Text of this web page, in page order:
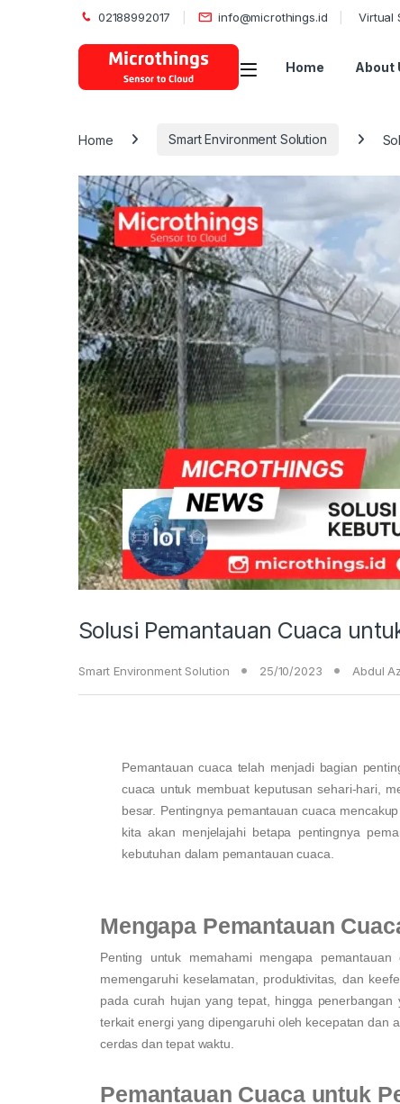
02188992017 info@microthings.id Virtual
Open Home About
Home Smart Environment Solution
Solusi Pemantauan Cuaca
Smart Environment Solution 25/10/2023 Abdul
Pemantauan cuaca telah menjadi bagian
cuaca untuk membuat keputusan sehari-hari,
besar. Pentingnya pemantauan cuaca
kita akan menjelajahi betapa pentingnya
kebutuhan dalam pemantauan cuaca.
Mengapa Pemantauan
Penting untuk memahami mengapa
memengaruhi keselamatan, produktivitas, dan
pada curah hujan yang tepat, hingga
terkait energi yang dipengaruhi oleh kecepatan dan
cerdas dan tepat waktu.
Pemantauan Cuaca untuk